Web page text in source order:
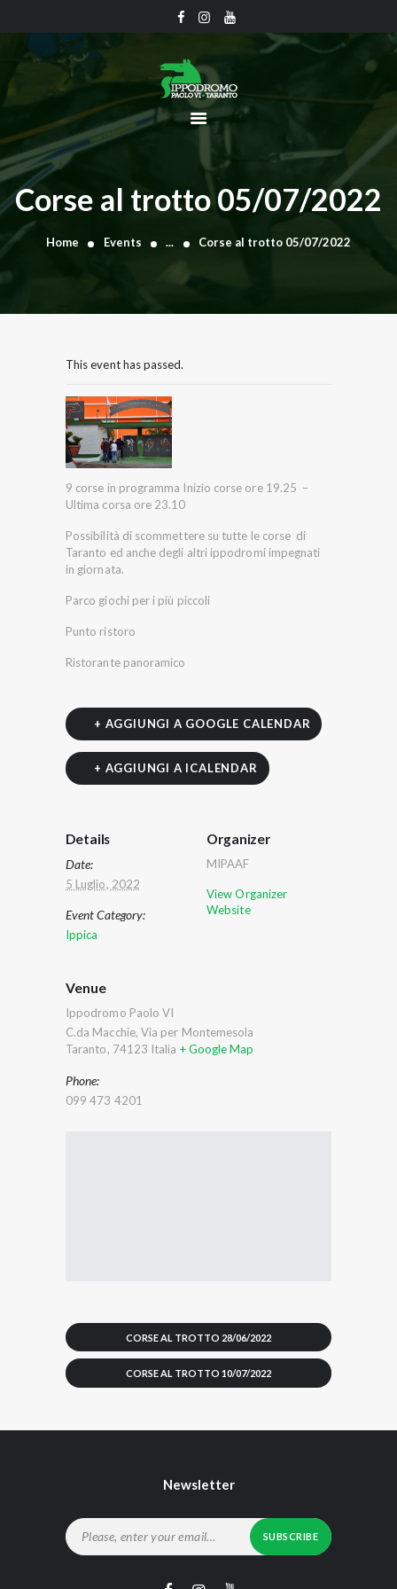
Corse al trotto 05/07/2022
Home Events ... Corse al trotto 05/07/2022
CHI SIAMO
CALENDARIO
UFFICIO TECNICO
CLASSIFICHE
GRAN PREMI
This event has passed.
9 corse in programma Inizio corse ore 19.25 –
Ultima corsa ore 23.10
Possibilità di scommettere su tutte le corse di
Taranto ed anche degli altri ippodromi impegnati
in giornata.
Parco giochi per i più piccoli
Punto ristoro
Ristorante panoramico
+ AGGIUNGI A GOOGLE CALENDAR
+ AGGIUNGI A ICALENDAR
Details
Date:
5 Luglio, 2022
Event Category:
Ippica
Organizer
MIPAAF
View Organizer
Website
Venue
Ippodromo Paolo VI
C.da Macchie, Via per Montemesola
Taranto, 74123 Italia + Google Map
Phone:
099 473 4201
CORSE AL TROTTO 28/06/2022
CORSE AL TROTTO 10/07/2022
Newsletter